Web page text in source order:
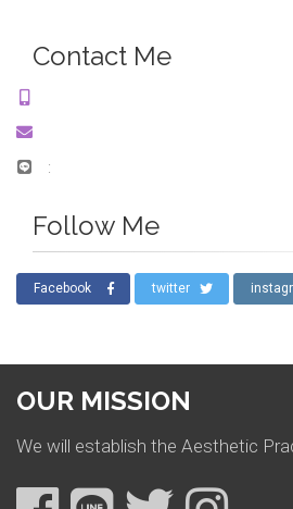
Contact Me
:
Follow Me
Facebook twitter
OUR MISSION
We will establish the Aesthetic